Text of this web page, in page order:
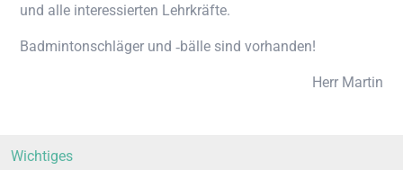
und alle inter­es­sier­ten Lehrkräfte.
Bad­min­ton­schlä­ger und ‑bäl­le sind vorhanden!
Herr Mar­tin
Wich­ti­ges